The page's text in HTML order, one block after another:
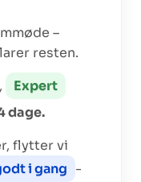
–
resten.
,
Expert
dage.
flytter vi
i gang -